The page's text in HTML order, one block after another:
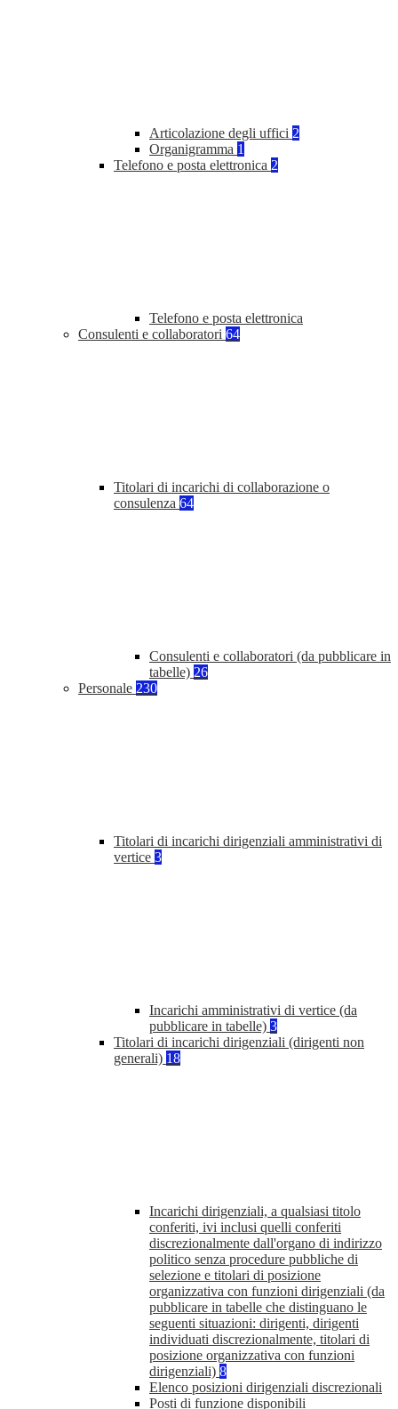
Articolazione degli uffici 2
Organigramma 1
Telefono e posta elettronica 2
Telefono e posta elettronica
Consulenti e collaboratori 64
Titolari di incarichi di collaborazione o
consulenza 64
Consulenti e collaboratori (da pubblicare in
tabelle) 26
Personale 230
Titolari di incarichi dirigenziali amministrativi di
vertice 3
Incarichi amministrativi di vertice (da
pubblicare in tabelle) 3
Titolari di incarichi dirigenziali (dirigenti non
generali) 18
Incarichi dirigenziali, a qualsiasi titolo
conferiti, ivi inclusi quelli conferiti
discrezionalmente dall'organo di indirizzo
politico senza procedure pubbliche di
selezione e titolari di posizione
organizzativa con funzioni dirigenziali (da
pubblicare in tabelle che distinguano le
seguenti situazioni: dirigenti, dirigenti
individuati discrezionalmente, titolari di
posizione organizzativa con funzioni
dirigenziali) 8
Elenco posizioni dirigenziali discrezionali
Posti di funzione disponibili